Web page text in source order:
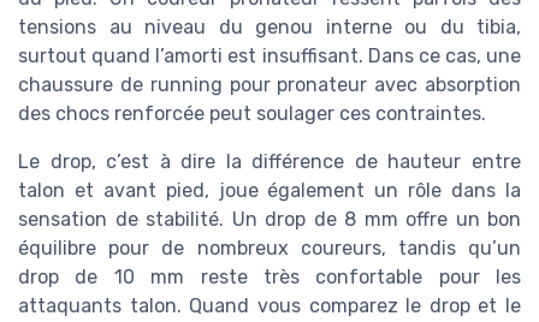
tensions au niveau du genou interne ou du tibia,
surtout quand l’amorti est insuffisant. Dans ce cas, une
chaussure de running pour pronateur avec absorption
des chocs renforcée peut soulager ces contraintes.
Le drop, c’est à dire la différence de hauteur entre
talon et avant pied, joue également un rôle dans la
sensation de stabilité. Un drop de 8 mm offre un bon
équilibre pour de nombreux coureurs, tandis qu’un
drop de 10 mm reste très confortable pour les
attaquants talon. Quand vous comparez le drop et le